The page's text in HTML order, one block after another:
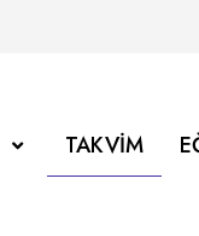
TAKVIM